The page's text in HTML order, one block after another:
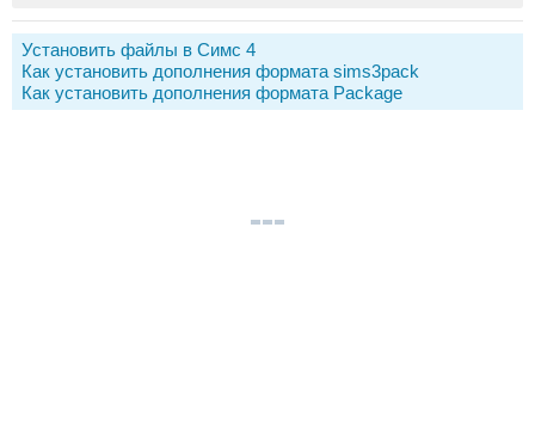
Установить файлы в Симс 4
Как установить дополнения формата sims3pack
Как установить дополнения формата Package